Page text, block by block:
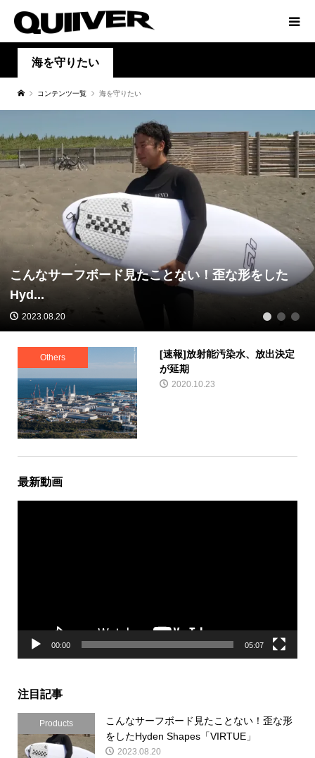
海を守りたい
コンテンツ一覧 海を守りたい
こんなサーフボード見たことない！歪な形をした
Hyd...
2023.08.20 1 2 3
Others
[速報]放射能汚染水、放出決定
が延期
2020.10.23
最新動画
00:00 05:07
注目記事
Products
こんなサーフボード見たことない！歪な形
をしたHyden Shapes「VIRTUE」
2023.08.20